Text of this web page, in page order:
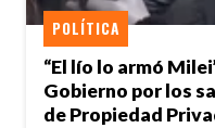
“El lío lo armó
Gobierno por los
de Propiedad
POLÍTICA